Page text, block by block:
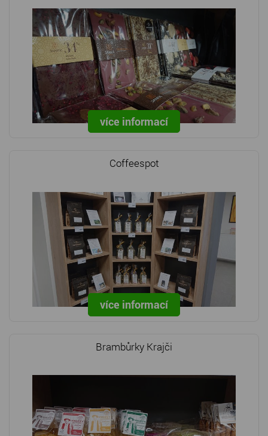
více informací
Coffeespot
více informací
Brambůrky Krajči